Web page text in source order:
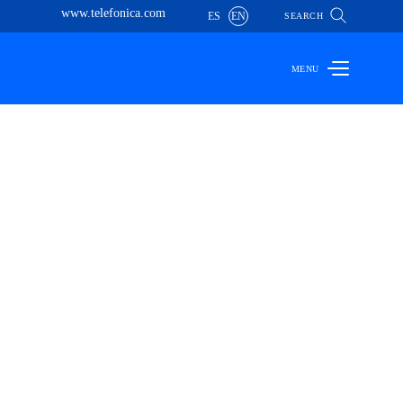
www.telefonica.com ES EN SEARCH